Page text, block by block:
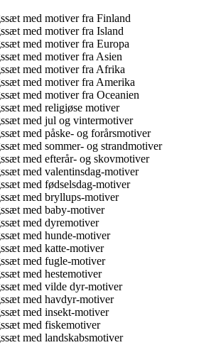
med motiver fra Finland
med motiver fra Island
med motiver fra Europa
med motiver fra Asien
med motiver fra Afrika
med motiver fra Amerika
med motiver fra Oceanien
med religiøse motiver
med jul og vintermotiver
med påske- og forårsmotiver
med sommer- og strandmotiver
med efterår- og skovmotiver
med valentinsdag-motiver
med fødselsdag-motiver
med bryllups-motiver
med baby-motiver
med dyremotiver
med hunde-motiver
med katte-motiver
med fugle-motiver
med hestemotiver
med vilde dyr-motiver
med havdyr-motiver
med insekt-motiver
med fiskemotiver
med landskabsmotiver